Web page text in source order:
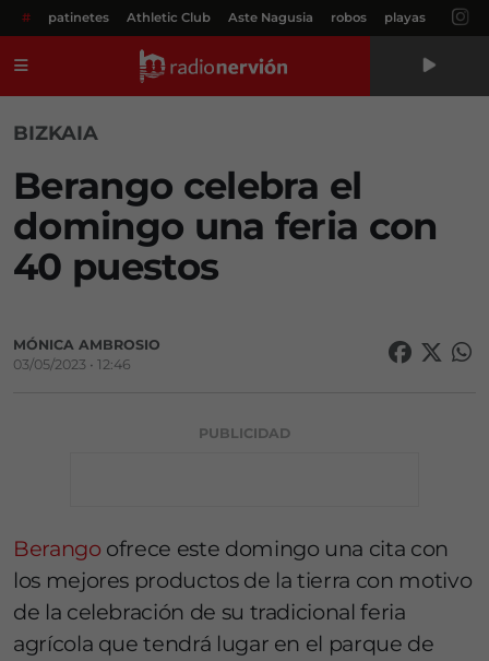
# patinetes Athletic Club Aste Nagusia robos playas
BIZKAIA
Berango celebra el
domingo una feria con
40 puestos
MÓNICA AMBROSIO
03/05/2023 • 12:46
PUBLICIDAD
Berango ofrece este domingo una cita con
los mejores productos de la tierra con motivo
de la celebración de su tradicional feria
agrícola que tendrá lugar en el parque de